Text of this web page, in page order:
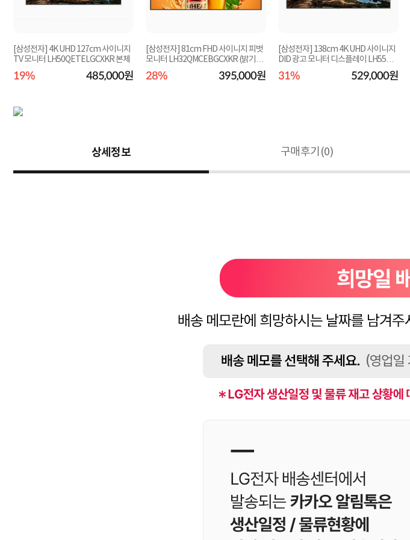
[삼성전자] 4K UHD 127cm 사이니지
TV 모니터 LH50QETELGCXKR 본체
19% 485,000원
[삼성전자] 81cm FHD 사이니지 피벗
모니터 LH32QMCEBGCXKR (밝기40
0nit) 본체
28% 395,000원
[삼성전자] 138cm 4K UHD 사이니지
DID 광고 모니터 디스플레이 LH55QE
31% 529,000원
상세정보 구매후기(0)